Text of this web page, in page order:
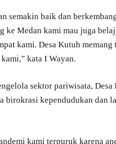
semakin baik dan
ke Medan kami mau juga
kami. Desa Kutuh
kata I Wayan.
sektor pariwisata,
birokrasi kependudukan dan
kami terpuruk karena